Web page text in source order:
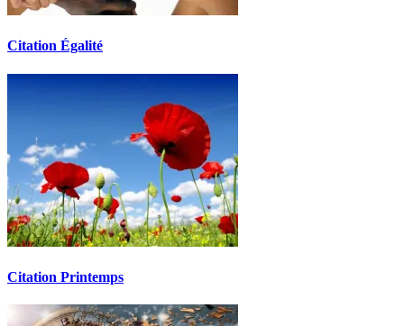
Citation Égalité
Citation Printemps